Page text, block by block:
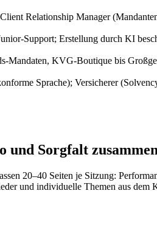
Relationship Manager
Support; Erstellung durch KI
Mandaten, KVG-Boutique bis
Sprache); Versicherer
und Sorgfalt
20–40 Seiten je Sitzung:
und individuelle Themen aus